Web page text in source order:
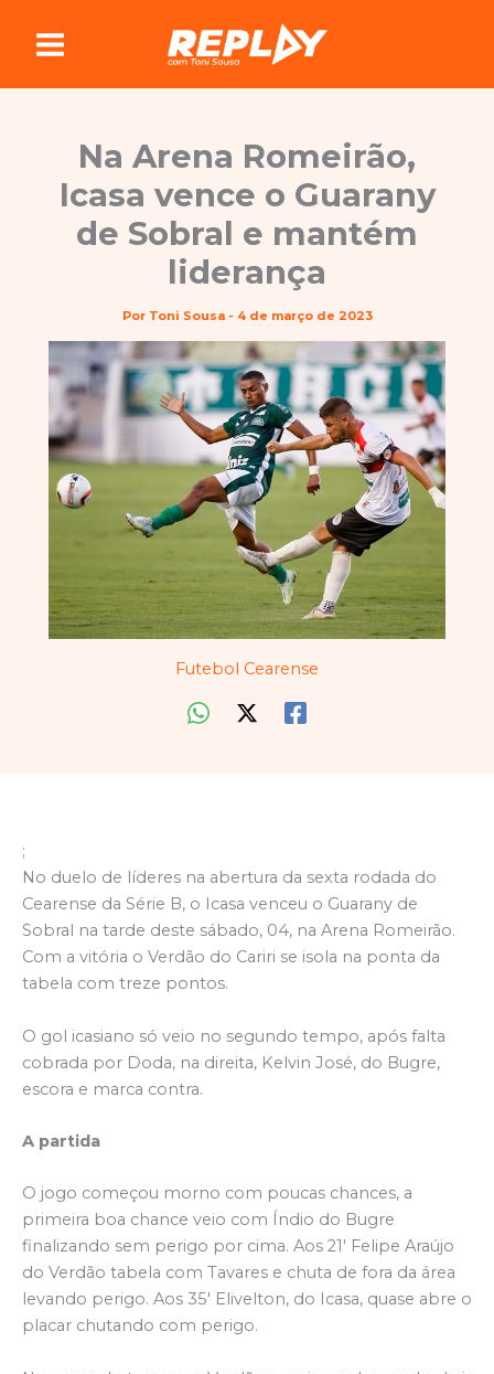
conteúdo
Na Arena Romeirão,
Icasa vence o Guarany
de Sobral e mantém
liderança
Por Toni Sousa - 4 de março de 2023
Futebol Cearense
;
No duelo de líderes na abertura da sexta rodada do
Cearense da Série B, o Icasa venceu o Guarany de
Sobral na tarde deste sábado, 04, na Arena Romeirão.
Com a vitória o Verdão do Cariri se isola na ponta da
tabela com treze pontos.
O gol icasiano só veio no segundo tempo, após falta
cobrada por Doda, na direita, Kelvin José, do Bugre,
escora e marca contra.
A partida
O jogo começou morno com poucas chances, a
primeira boa chance veio com Índio do Bugre
finalizando sem perigo por cima. Aos 21′ Felipe Araújo
do Verdão tabela com Tavares e chuta de fora da área
levando perigo. Aos 35′ Elivelton, do Icasa, quase abre o
placar chutando com perigo.